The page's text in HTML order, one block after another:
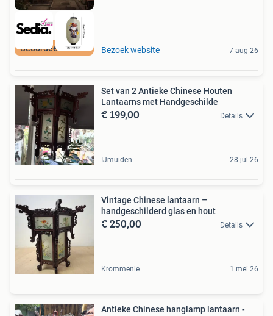
Bezoek website 7 aug 26
Set van 2 Antieke Chinese Houten
Lantaarns met Handgeschilde
€ 199,00 Details
IJmuiden 28 jul 26
Vintage Chinese lantaarn –
handgeschilderd glas en hout
€ 250,00 Details
Krommenie 1 mei 26
Antieke Chinese hanglamp lantaarn -